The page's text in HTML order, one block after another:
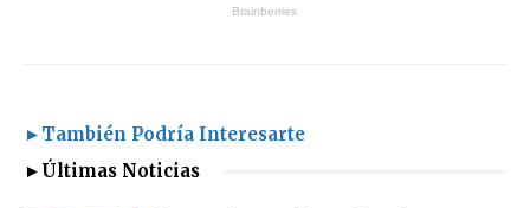
►También Podría Interesarte
►Últimas Noticias